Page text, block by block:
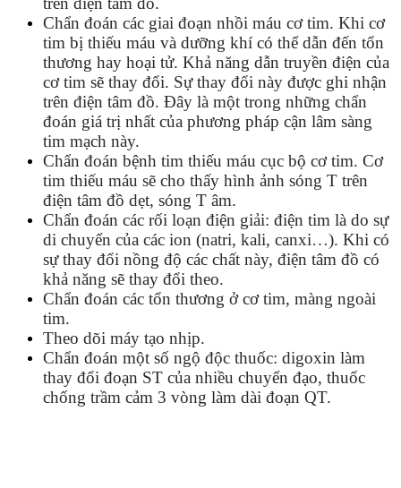
Chẩn đoán các giai đoạn nhồi máu cơ tim. Khi cơ
tim bị thiếu máu và dưỡng khí có thể dẫn đến tổn
thương hay hoại tử. Khả năng dẫn truyền điện của
cơ tim sẽ thay đổi. Sự thay đổi này được ghi nhận
trên điện tâm đồ. Đây là một trong những chẩn
đoán giá trị nhất của phương pháp cận lâm sàng
tim mạch này.
Chẩn đoán bệnh tim thiếu máu cục bộ cơ tim. Cơ
tim thiếu máu sẽ cho thấy hình ảnh sóng T trên
điện tâm đồ dẹt, sóng T âm.
Chẩn đoán các rối loạn điện giải: điện tim là do sự
di chuyển của các ion (natri, kali, canxi…). Khi có
sự thay đổi nồng độ các chất này, điện tâm đồ có
khả năng sẽ thay đổi theo.
Chẩn đoán các tổn thương ở cơ tim, màng ngoài
tim.
Theo dõi máy tạo nhịp.
Chẩn đoán một số ngộ độc thuốc: digoxin làm
thay đổi đoạn ST của nhiều chuyển đạo, thuốc
chống trầm cảm 3 vòng làm dài đoạn QT.